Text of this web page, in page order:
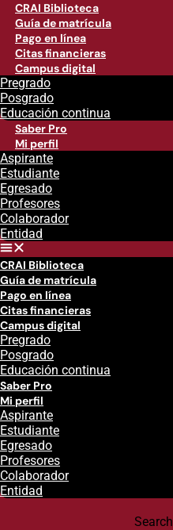
CRAI Biblioteca
Guía de matrícula
Pago en línea
Citas financieras
Campus digital
Pregrado
Posgrado
Educación continua
Saber Pro
Mi perfil
Aspirante
Estudiante
Egresado
Profesores
Colaborador
Entidad
CRAI Biblioteca
Guía de matrícula
Pago en línea
Citas financieras
Campus digital
Pregrado
Posgrado
Educación continua
Saber Pro
Mi perfil
Aspirante
Estudiante
Egresado
Profesores
Colaborador
Entidad
Search